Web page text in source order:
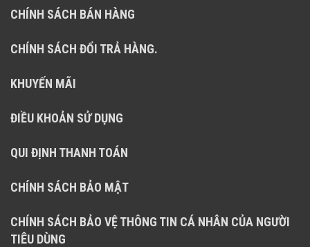
CHÍNH SÁCH BÁN HÀNG
CHÍNH SÁCH ĐỔI TRẢ HÀNG.
KHUYẾN MÃI
ĐIỀU KHOẢN SỬ DỤNG
QUI ĐỊNH THANH TOÁN
CHÍNH SÁCH BẢO MẬT
CHÍNH SÁCH BẢO VỆ THÔNG TIN CÁ NHÂN CỦA NGƯỜI
TIÊU DÙNG